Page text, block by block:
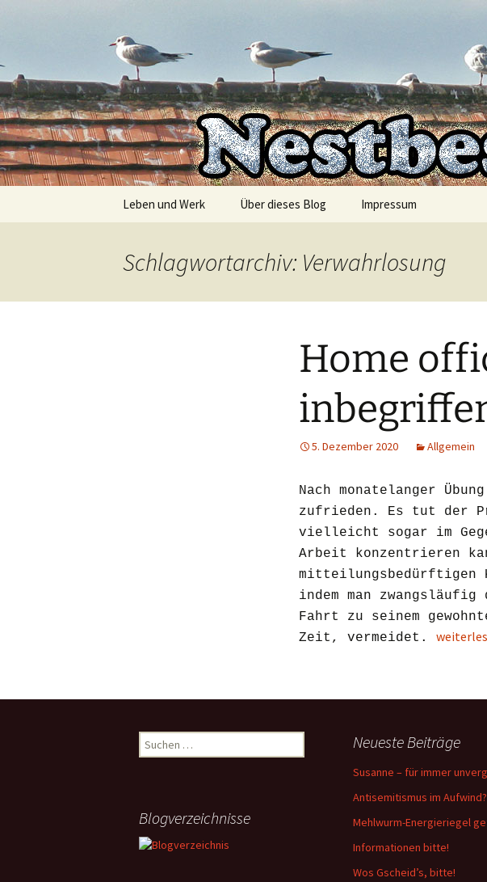
Die Autorin Susanne Lücke räumt auf
Leben und Werk Über dieses Blog Impressum
Schlagwortarchiv: Verwahrlosung
Home
5. Dezember 2020 Allgemein
Nach monatelanger
zufrieden. Es tut der
vielleicht sogar im
Arbeit konzentrieren
mitteilungsbedürftigen
indem man
Fahrt zu seinem
Zeit, vermeidet. Home
Suchen
nach:
Neueste Beiträge
Susanne – für immer
Antisemitismus im Aufwind?
Mehlwurm-Energieriegel
Informationen bitte!
Wos Gscheid’s, bitte!
Blogverzeichnisse